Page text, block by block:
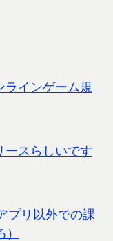
インゲーム規
スらしいです
プリ以外での課